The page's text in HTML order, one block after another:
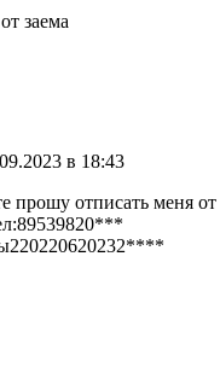
заема
в 18:43
прошу отписать меня